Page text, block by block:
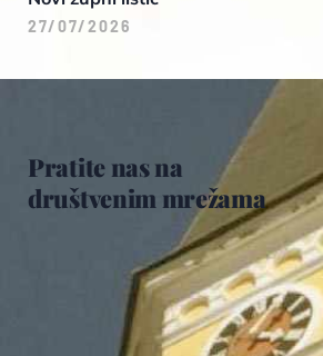
27/07/2026
Pratite nas na
društvenim mrežama